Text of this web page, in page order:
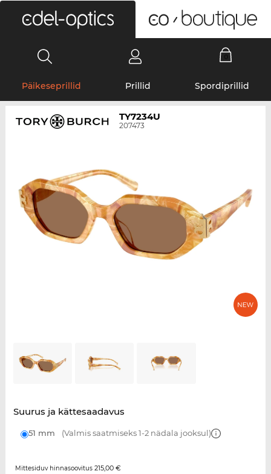
Päikeseprillid Prillid Spordiprillid
TY7234U
207473
Suurus ja kättesaadavus
51 mm (Valmis saatmiseks 1-2 nädala jooksul)
Mittesiduv hinnasoovitus 215,00 €